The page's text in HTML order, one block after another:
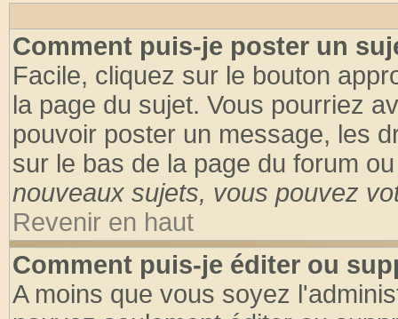
Comment puis-je poster un
Facile, cliquez sur le bouton
la page du sujet. Vous pourriez
pouvoir poster un message, les
sur le bas de la page du forum
nouveaux sujets, vous pouvez
Revenir en haut
Comment puis-je éditer ou
A moins que vous soyez